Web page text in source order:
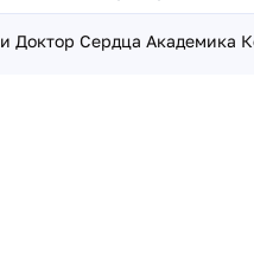
Доктор Сердца Академика